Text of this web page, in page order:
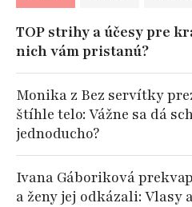
TOP strihy a účesy pre
nich vám pristanú?
Monika z Bez servítky
štíhle telo: Vážne sa dá
jednoducho?
Ivana Gáboriková
a ženy jej odkázali: Vlasy